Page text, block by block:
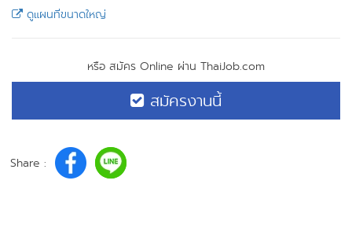
ดูแผนที่ขนาดใหญ่
หรือ สมัคร Online ผ่าน ThaiJob.com
สมัครงานนี้
Share :